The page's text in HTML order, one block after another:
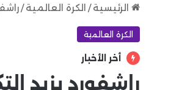
الرئيسية / الكرة العالمية /
الكرة العالمية
أخر الأخبار
راشفورد يزيد